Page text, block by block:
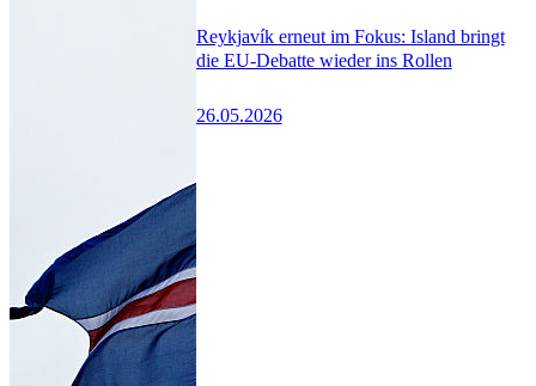
Reykjavík erneut im Fokus: Island bringt
die EU-Debatte wieder ins Rollen
26.05.2026